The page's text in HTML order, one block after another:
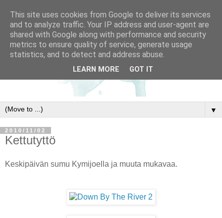
▼
2010/11/02
Kettutyttö
Keskipäivän sumu Kymijoella ja muuta mukavaa.
This site uses cookies from Google to deliver its services
and to analyze traffic. Your IP address and user-agent are
shared with Google along with performance and security
metrics to ensure quality of service, generate usage
statistics, and to detect and address abuse.
LEARN MORE GOT IT